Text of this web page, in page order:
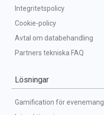
Integritetspolicy
Cookie-policy
Avtal om databehandling
Partners tekniska FAQ
Lösningar
Gamification för evenemang